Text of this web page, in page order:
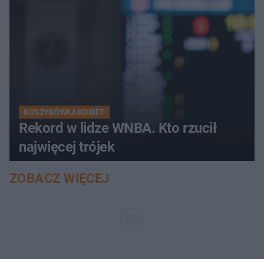
KOSZYKÓWKA KOBIET
Rekord w lidze WNBA. Kto rzucił
najwięcej trójek
ZOBACZ WIĘCEJ